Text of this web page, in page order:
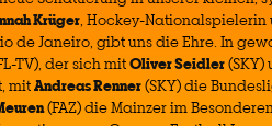
Krüger, Hockey-
de Janeiro, gibt uns die Ehre. In
TV), der sich mitOliver Seidler
mitAndreas Renner(SKY) die
(FAZ) die Mainzer im